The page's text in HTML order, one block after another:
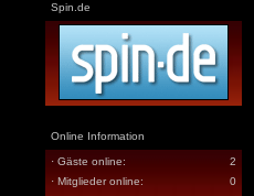
Spin.de
Online Information
· Gäste online:
2
· Mitglieder online:
0